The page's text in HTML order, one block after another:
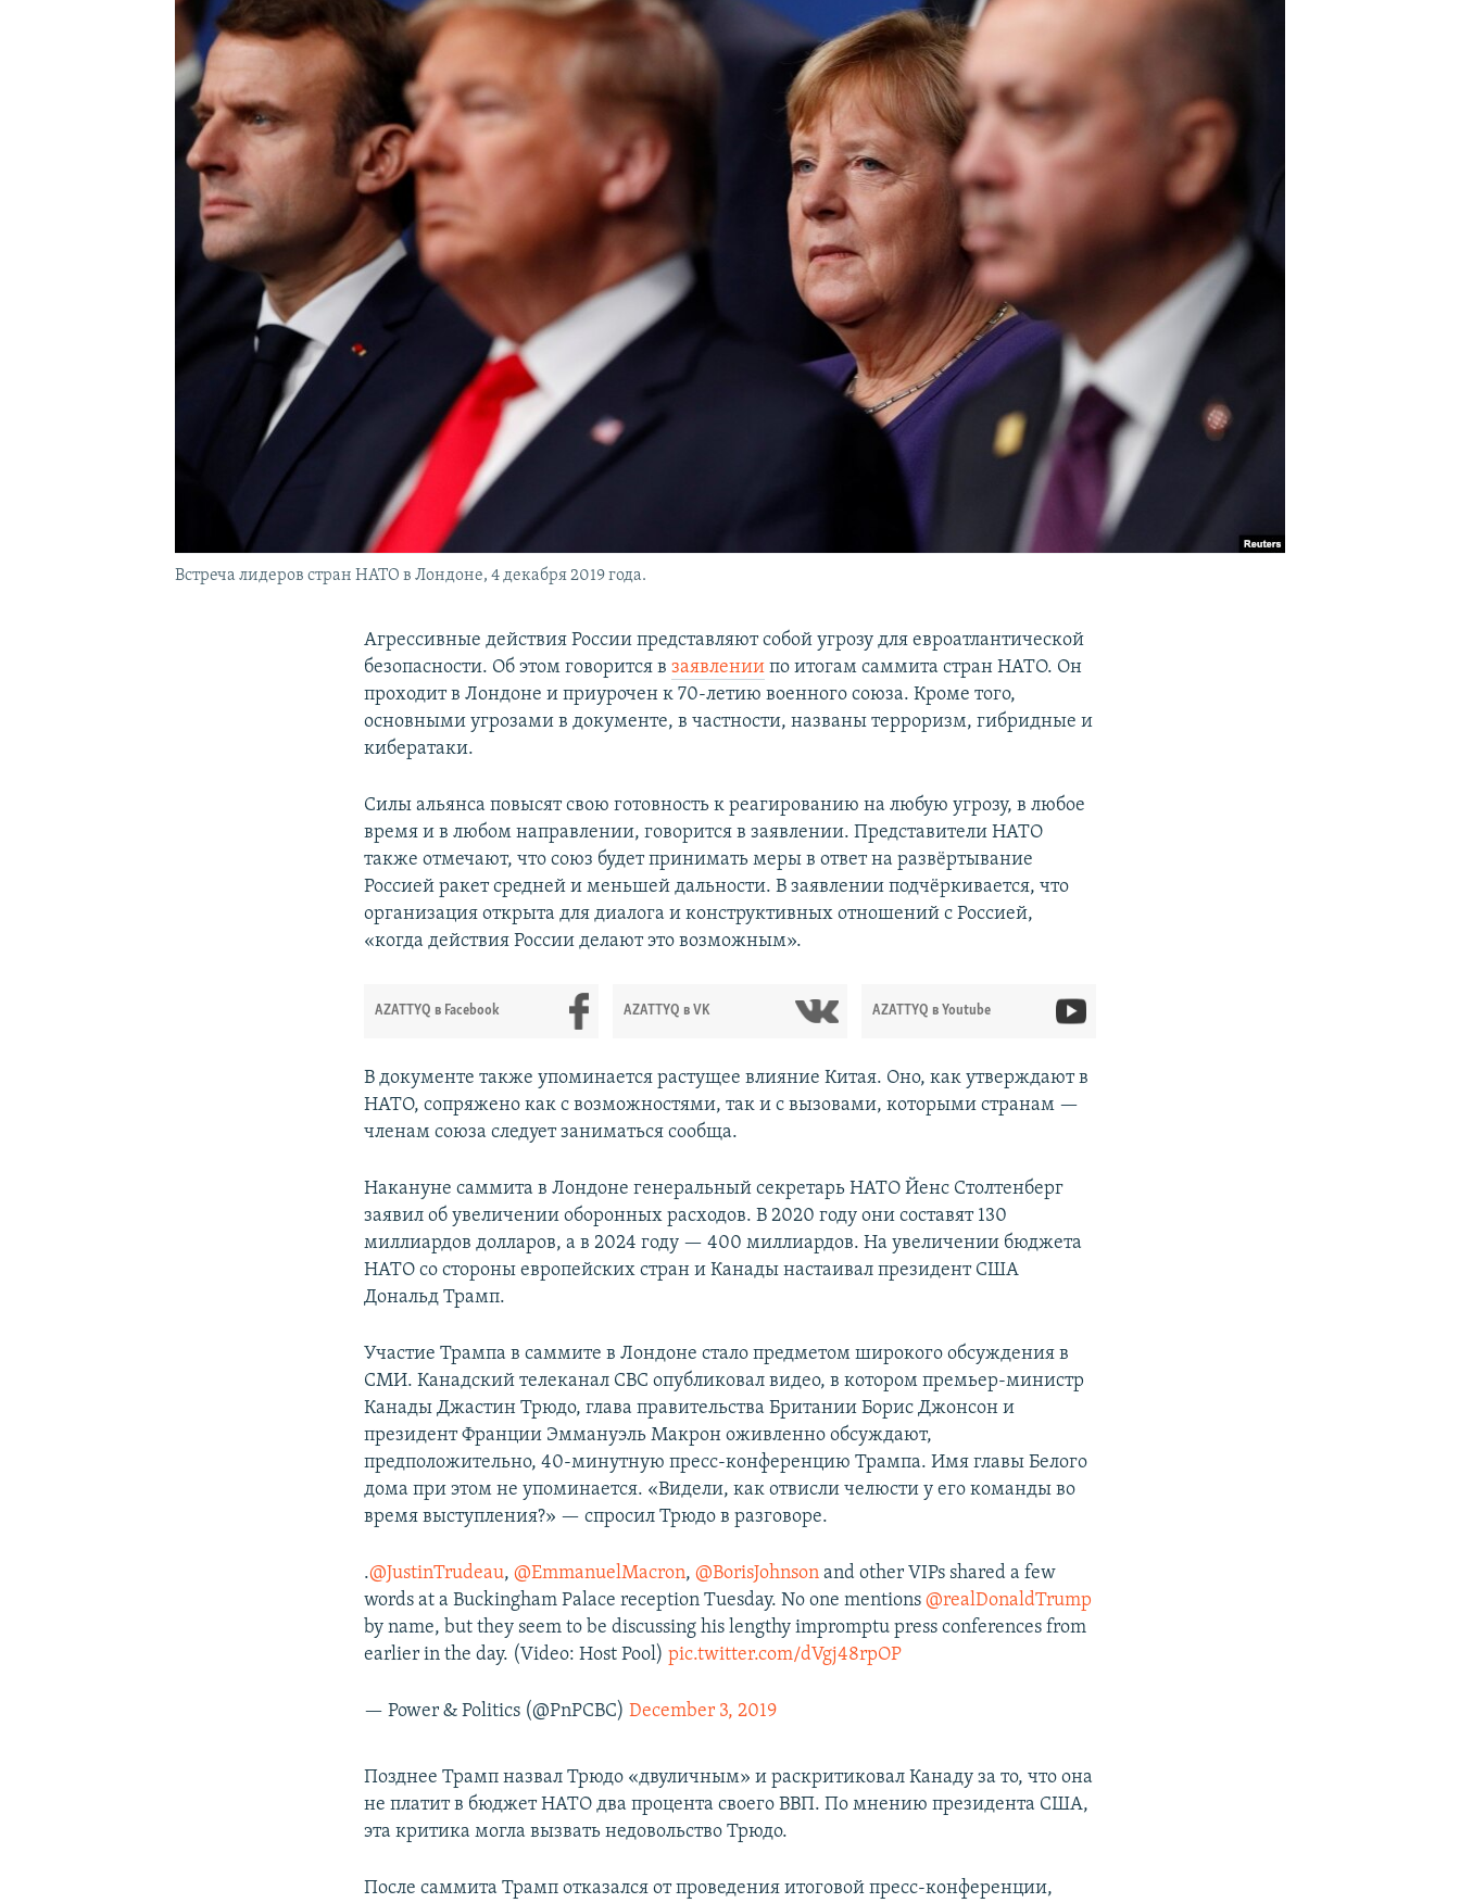
Встреча лидеров стран НАТО в Лондоне, 4 декабря 2019 года.
Агрессивные действия России представляют собой угрозу для евроатлантической
безопасности. Об этом говорится взаявлении по итогам саммита стран НАТО. Он
проходит в Лондоне и приурочен к 70-летию военного союза. Кроме того,
основными угрозами в документе, в частности, названы терроризм, гибридные и
кибератаки.
Силы альянса повысят свою готовность к реагированию на любую угрозу, в любое
время и в любом направлении, говорится в заявлении. Представители НАТО
также отмечают, что союз будет принимать меры в ответ на развёртывание
Россией ракет средней и меньшей дальности. В заявлении подчёркивается, что
организация открыта для диалога и конструктивных отношений с Россией,
«когда действия России делают это возможным».
AZATTYQ в Facebook AZATTYQ в VK AZATTYQ в Youtube
В документе также упоминается растущее влияние Китая. Оно, как утверждают в
НАТО, сопряжено как с возможностями, так и с вызовами, которыми странам —
членам союза следует заниматься сообща.
Накануне саммита в Лондоне генеральный секретарь НАТО Йенс Столтенберг
заявил об увеличении оборонных расходов. В 2020 году они составят 130
миллиардов долларов, а в 2024 году — 400 миллиардов. На увеличении бюджета
НАТО со стороны европейских стран и Канады настаивал президент США
Дональд Трамп.
Участие Трампа в саммите в Лондоне стало предметом широкого обсуждения в
СМИ. Канадский телеканал CBC опубликовал видео, в котором премьер-министр
Канады Джастин Трюдо, глава правительства Британии Борис Джонсон и
президент Франции Эммануэль Макрон оживленно обсуждают,
предположительно, 40-минутную пресс-конференцию Трампа. Имя главы Белого
дома при этом не упоминается. «Видели, как отвисли челюсти у его команды во
время выступления?» — спросил Трюдо в разговоре.
.@JustinTrudeau,@EmmanuelMacron,@BorisJohnson and other VIPs shared a few
words at a Buckingham Palace reception Tuesday. No one mentions@realDonaldTrump
by name, but they seem to be discussing his lengthy impromptu press conferences from
earlier in the day. (Video: Host Pool)pic.twitter.com/dVgj48rpOP
— Power & Politics (@PnPCBC)December 3, 2019
Позднее Трамп назвал Трюдо «двуличным» и раскритиковал Канаду за то, что она
не платит в бюджет НАТО два процента своего ВВП. По мнению президента США,
эта критика могла вызвать недовольство Трюдо.
После саммита Трамп отказался от проведения итоговой пресс-конференции,